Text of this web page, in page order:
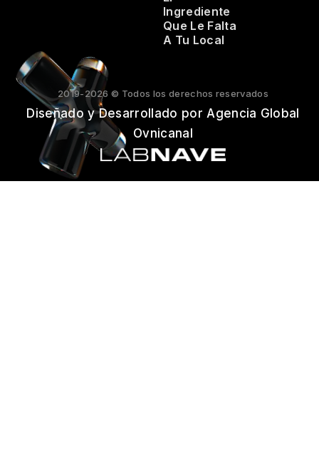
Ingrediente
Que Le Falta
A Tu Local
2019-2026 © Todos los derechos reservados
Diseñado y Desarrollado por Agencia Global
Ovnicanal